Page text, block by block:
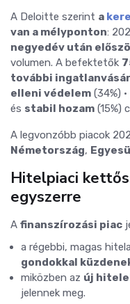
A Deloitte szerint a
van a mélyponton:
negyedév után
volumen. A befektetők
további
elleni védelem (34%) •
és stabil hozam (15%)
A legvonzóbb piacok
Németország,
Hitelpiaci
egyszerre
A finanszírozási piac
a régebbi, magas
gondokkal
miközben az új
jelennek meg.